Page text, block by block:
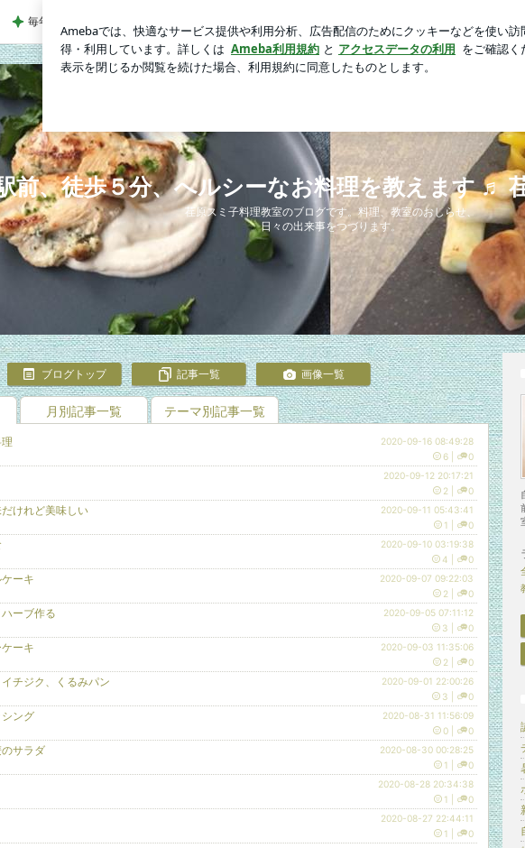
シーなお料理を教えます ♬ 荏原スミ子料理教室
毎年楽しみなお気に入りの手帳 ロ
前、徒歩５分、へルシーなお料理を教えます ♬
荏原スミ子料理教室のブログです。料理、教室のおしらせ、
日々の出来事をつづります。
ブログトップ 記事一覧 画像一覧
月別記事一覧 テーマ別記事一覧
2020-09-16 08:49:28
6
0
2020-09-12 20:17:21
2
0
けれど美味しい
2020-09-11 05:43:41
1
0
2020-09-10 03:19:38
4
0
ーキ
2020-09-07 09:22:03
2
0
ーブ作る
2020-09-05 07:11:12
3
0
ーキ
2020-09-03 11:35:06
2
0
チジク、くるみパン
2020-09-01 22:00:26
3
0
ング
2020-08-31 11:56:09
0
0
サラダ
2020-08-30 00:28:25
1
0
2020-08-28 20:34:38
1
0
2020-08-27 22:44:11
1
0